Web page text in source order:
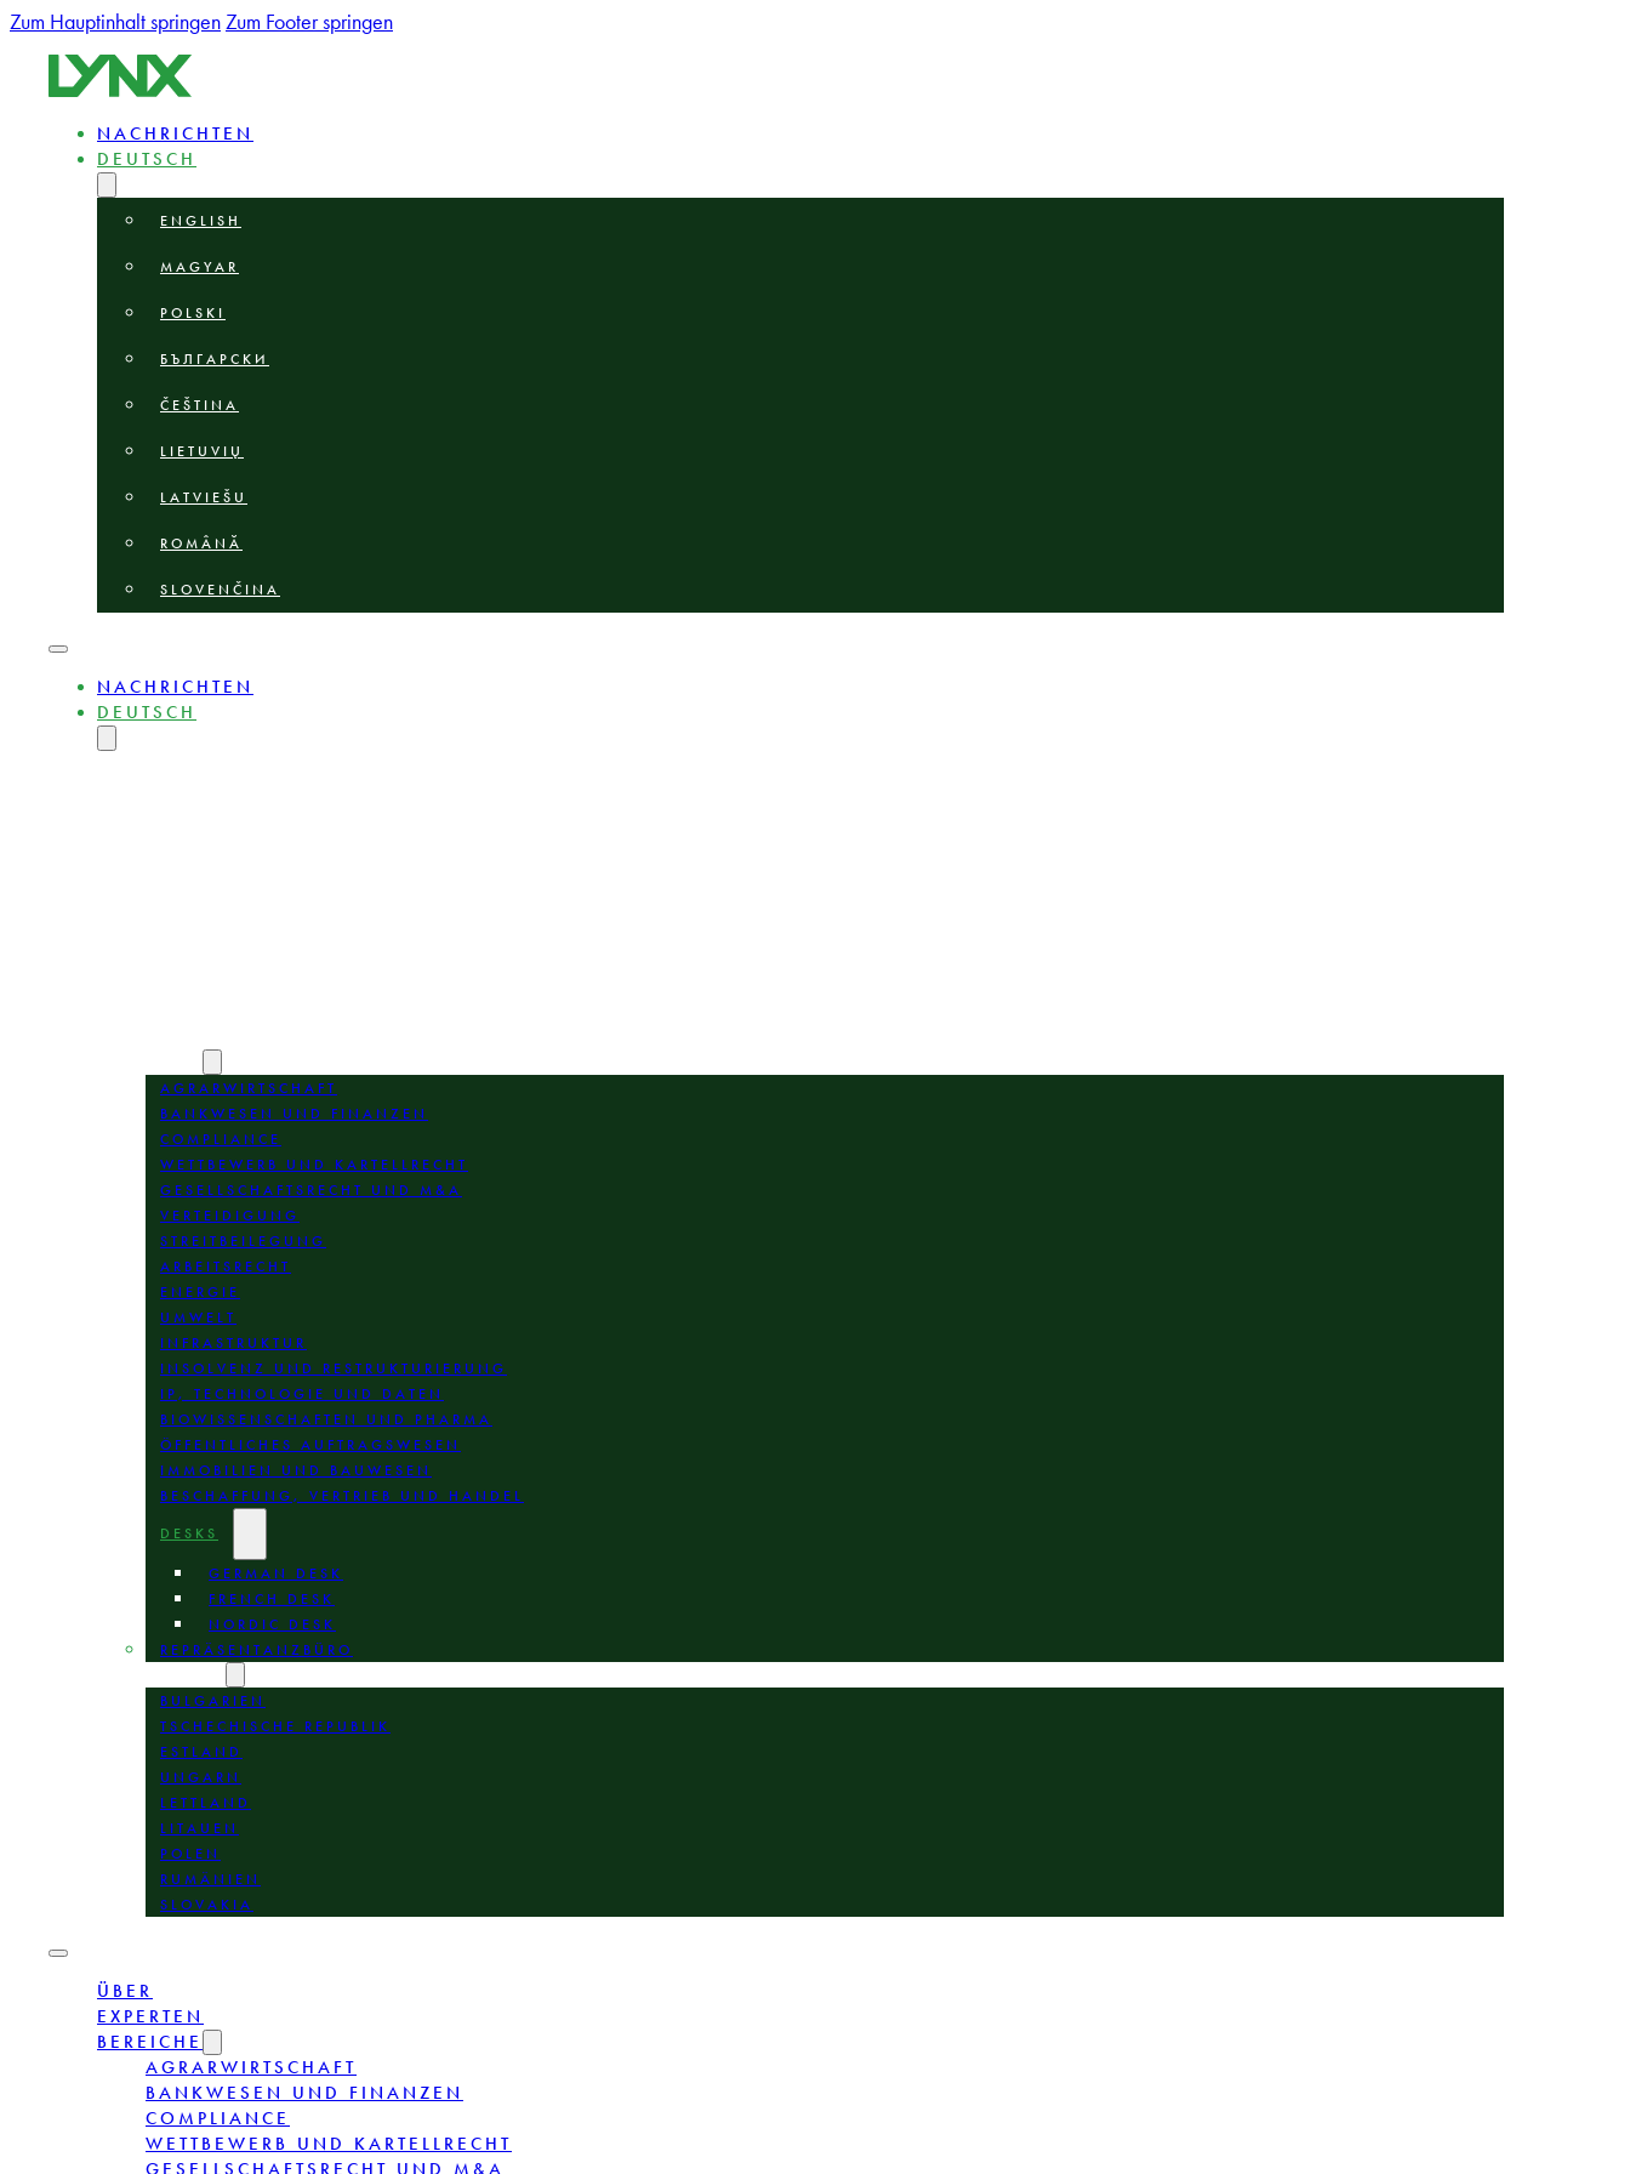
Zum Hauptinhalt springenZum Footer springen
NACHRICHTEN
DEUTSCH
ENGLISH
MAGYAR
POLSKI
БЪЛГАРСКИ
ČEŠTINA
LIETUVIŲ
LATVIEŠU
ROMÂNĂ
SLOVENČINA
NACHRICHTEN
DEUTSCH
AGRARWIRTSCHAFT
BANKWESEN UND FINANZEN
COMPLIANCE
WETTBEWERB UND KARTELLRECHT
GESELLSCHAFTSRECHT UND M&A
VERTEIDIGUNG
STREITBEILEGUNG
ARBEITSRECHT
ENERGIE
UMWELT
INFRASTRUKTUR
INSOLVENZ UND RESTRUKTURIERUNG
IP, TECHNOLOGIE UND DATEN
BIOWISSENSCHAFTEN UND PHARMA
ÖFFENTLICHES AUFTRAGSWESEN
IMMOBILIEN UND BAUWESEN
BESCHAFFUNG, VERTRIEB UND HANDEL
DESKS
GERMAN DESK
FRENCH DESK
NORDIC DESK
REPRÄSENTANZBÜRO
BULGARIEN
TSCHECHISCHE REPUBLIK
ESTLAND
UNGARN
LETTLAND
LITAUEN
POLEN
RUMÄNIEN
SLOVAKIA
ÜBER
EXPERTEN
BEREICHE
AGRARWIRTSCHAFT
BANKWESEN UND FINANZEN
COMPLIANCE
WETTBEWERB UND KARTELLRECHT
GESELLSCHAFTSRECHT UND M&A